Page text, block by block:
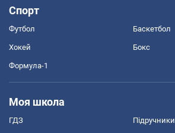
Спорт
Футбол Баскетбол
Хокей Бокс
Формула-1
Моя школа
ГДЗ Підручники